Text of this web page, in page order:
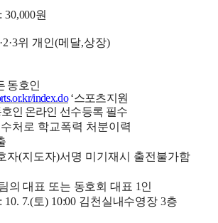
: 30,000원
위 개인(메달,상장)
동호인
index.do ‘스포츠지원
인 온라인 선수등록 필수
처로 학교폭력 처분이력
자(지도자)서명 미기재시 출전불가함
의 대표 또는 동호회 대표 1인
: 10. 7.(토) 10:00 김천실내수영장 3층